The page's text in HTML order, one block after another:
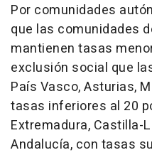
Por comunidades
que las comunidades
mantienen tasas
exclusión social que
País Vasco, Asturias,
tasas inferiores al 20
Extremadura, Castilla-
Andalucía, con tasas